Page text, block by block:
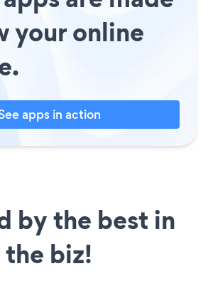
your online
apps in action
by the best in
the biz!